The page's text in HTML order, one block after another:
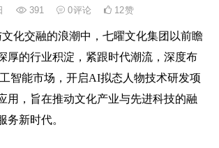
391 0评论 12赞
化交融的浪潮中，七曜文化集团以前瞻
厚的行业积淀，紧跟时代潮流，深度布
智能市场，开启AI拟态人物技术研发项
用，旨在推动文化产业与先进科技的融
务新时代。